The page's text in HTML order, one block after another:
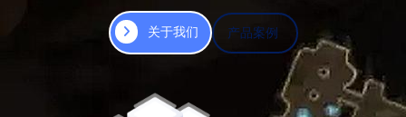
关于我们 产品案例